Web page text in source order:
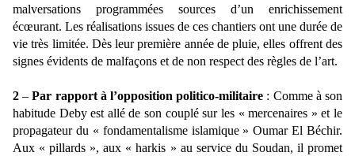
malversations programmées sources d’un enrichissement
écœurant. Les réalisations issues de ces chantiers ont une durée de
vie très limitée. Dès leur première année de pluie, elles offrent des
signes évidents de malfaçons et de non respect des règles de l’art.
2 –Par rapport à l’opposition politico-militaire : Comme à son
habitude Deby est allé de son couplé sur les « mercenaires » et le
propagateur du « fondamentalisme islamique » Oumar El Béchir.
Aux « pillards », aux « harkis » au service du Soudan, il promet